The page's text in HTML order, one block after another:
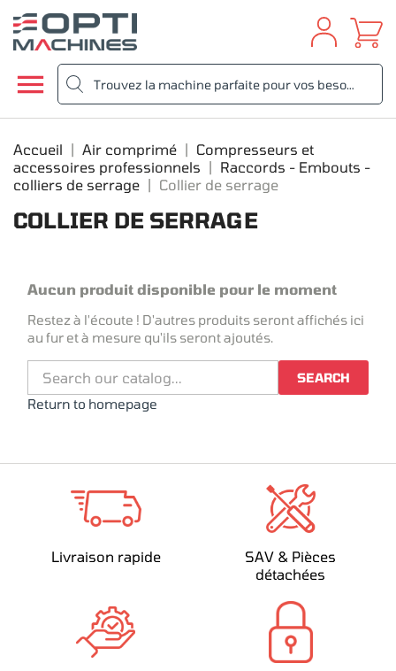

Accueil Air comprimé
Compresseurs et
accessoires professionnels
Raccords - Embouts -
colliers de serrage
Collier de serrage
COLLIER DE SERRAGE
Aucun produit disponible pour le moment
Restez à l'écoute ! D'autres produits seront affichés ici
au fur et à mesure qu'ils seront ajoutés.
SEARCH
Return to homepage
Livraison rapide
SAV & Pièces
détachées